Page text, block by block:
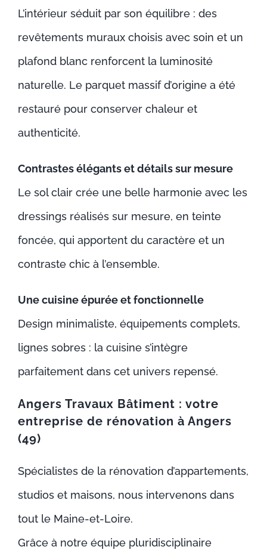
L’intérieur séduit par son équilibre : des
revêtements muraux choisis avec soin et un
plafond blanc renforcent la luminosité
naturelle. Le parquet massif d’origine a été
restauré pour conserver chaleur et
authenticité.
Contrastes élégants et détails sur mesure
Le sol clair crée une belle harmonie avec les
dressings réalisés sur mesure, en teinte
foncée, qui apportent du caractère et un
contraste chic à l’ensemble.
Une cuisine épurée et fonctionnelle
Design minimaliste, équipements complets,
lignes sobres : la cuisine s’intègre
parfaitement dans cet univers repensé.
Angers Travaux Bâtiment : votre
entreprise de rénovation à Angers
(49)
Spécialistes de la rénovation d’appartements,
studios et maisons, nous intervenons dans
tout le Maine-et-Loire.
Grâce à notre équipe pluridisciplinaire